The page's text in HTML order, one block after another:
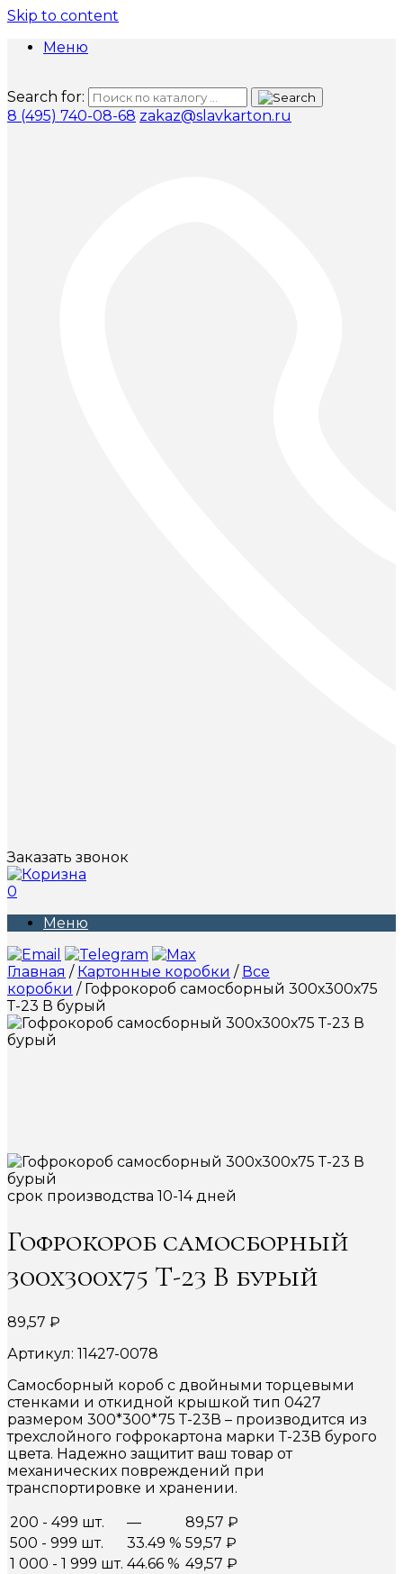
Skip to content
Меню
Search for:
8 (495) 740-08-68 zakaz@slavkarton.ru
Заказать звонок
0
Меню
Главная / Картонные коробки / Все
коробки / Гофрокороб самосборный 300х300х75
Т-23 В бурый
срок производства 10-14 дней
Гофрокороб самосборный
300х300х75 Т-23 В бурый
89,57 ₽
Артикул: 11427-0078
Самосборный короб с двойными торцевыми
стенками и откидной крышкой тип 0427
размером 300*300*75 Т-23В – производится из
трехслойного гофрокартона марки Т-23В бурого
цвета. Надежно защитит ваш товар от
механических повреждений при
транспортировке и хранении.
200 - 499 шт.
— 89,57 ₽
500 - 999 шт.
33.49 % 59,57 ₽
1 000 - 1 999 шт. 44.66 % 49,57 ₽